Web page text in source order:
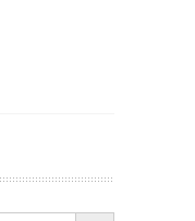
BOTÓN DE